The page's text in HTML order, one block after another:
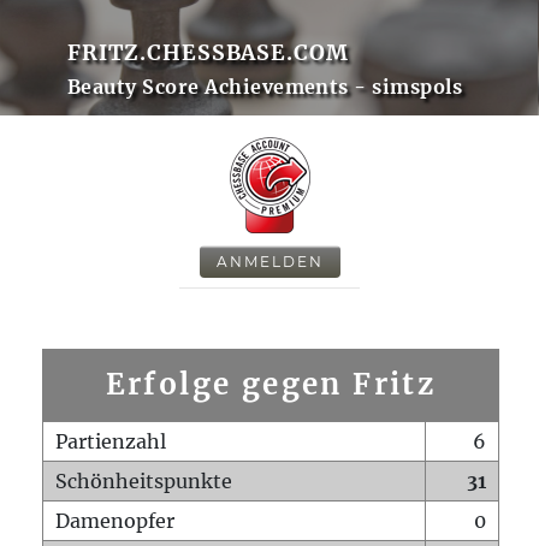
FRITZ.CHESSBASE.COM
Beauty Score Achievements - simspols
ANMELDEN
Erfolge gegen Fritz
Partienzahl
6
Schönheitspunkte
31
Damenopfer
0